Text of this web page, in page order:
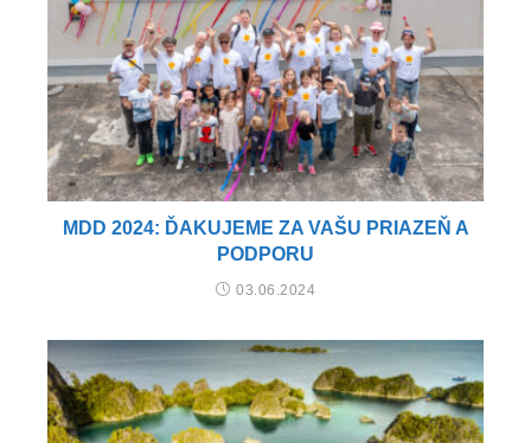
MDD 2024: ĎAKUJEME ZA VAŠU PRIAZEŇ A
PODPORU
03.06.2024